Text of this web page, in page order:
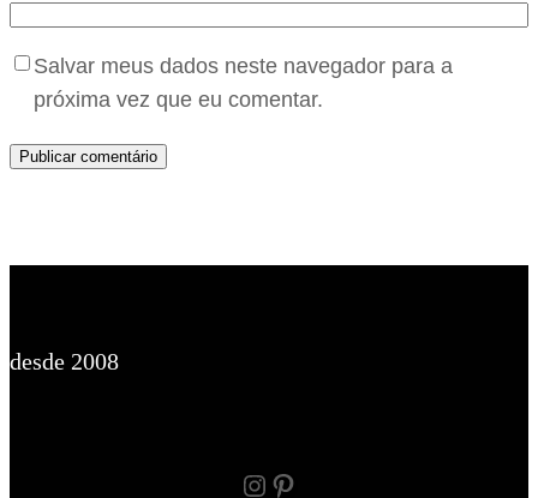
Salvar meus dados neste navegador para a
próxima vez que eu comentar.
desde 2008
Instagram Pinterest